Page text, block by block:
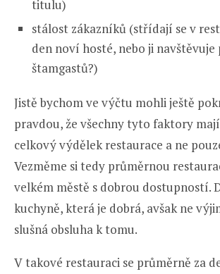
titulu)
stálost zákazníků (střídají se v
den noví hosté, nebo ji navštěvuje
štamgastů?)
Jistě bychom ve výčtu mohli ještě
pravdou, že všechny tyto faktory
celkový výdělek restaurace a ne
Vezměme si tedy průměrnou
velkém městě s dobrou dostupností.
kuchyně, která je dobrá, avšak ne
slušná obsluha k tomu.
V takové restauraci se průměrně za